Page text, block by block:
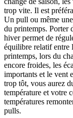
trop vite. Il est
Un pull ou même
du printemps. Porter
hiver permet de
équilibre relatif entre
printemps, lors du
encore froides, les
importants et le vent
trop tôt, vous aurez
température et votre
températures
pulls.